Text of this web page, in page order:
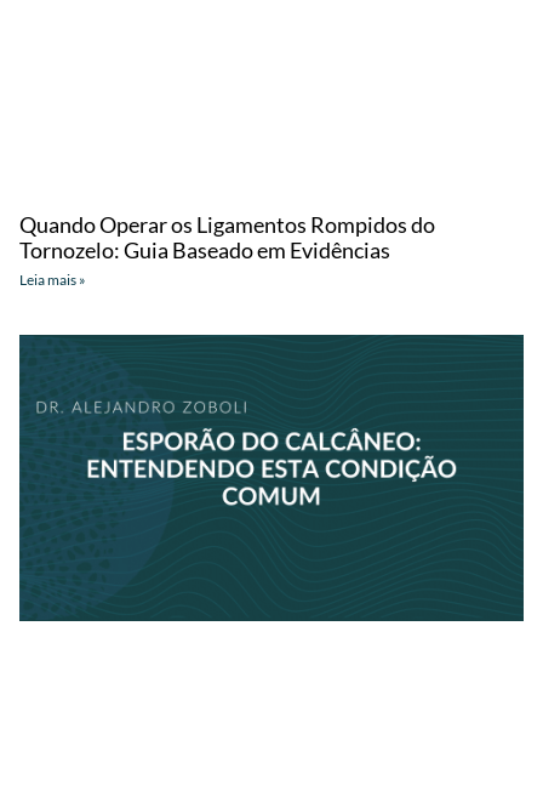
Quando Operar os Ligamentos Rompidos do
Tornozelo: Guia Baseado em Evidências
Leia mais »